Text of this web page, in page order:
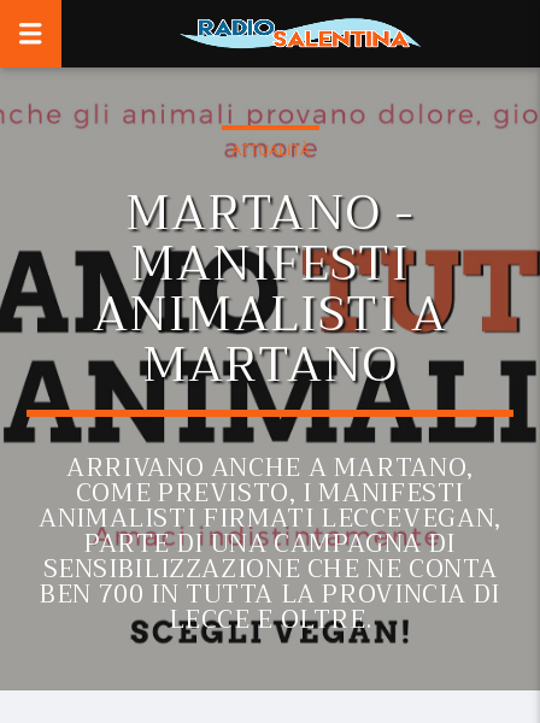
ATTUALITÀ
MARTANO -
MANIFESTI
ANIMALISTI A
MARTANO
ARRIVANO ANCHE A MARTANO,
COME PREVISTO, I MANIFESTI
ANIMALISTI FIRMATI LECCEVEGAN,
PARTE DI UNA CAMPAGNA DI
SENSIBILIZZAZIONE CHE NE CONTA
BEN 700 IN TUTTA LA PROVINCIA DI
LECCE E OLTRE.